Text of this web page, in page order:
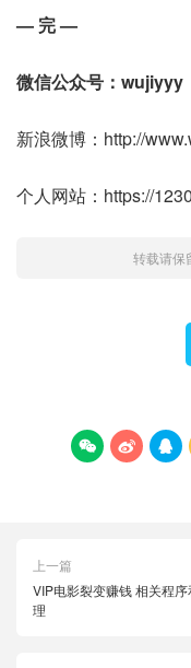
— 完 —
微信公众号：wujiyyy
新浪微博：http://
个人网站：https://
转载请保
  
上一篇
VIP电影裂变赚钱 相关程
理